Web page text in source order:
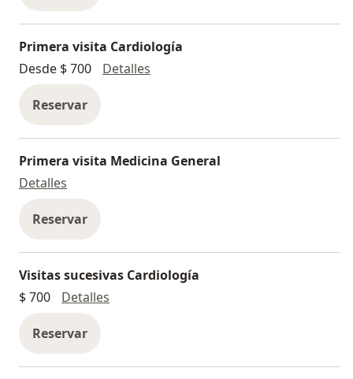
Primera visita Cardiología
Desde $ 700
Detalles
Reservar
Primera visita Medicina General
Detalles
Reservar
Visitas sucesivas Cardiología
$ 700
Detalles
Reservar